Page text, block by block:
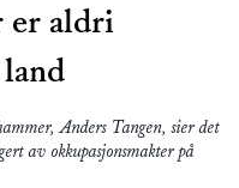
er aldri
Anders Tangen, sier det
av okkupasjonsmakter på